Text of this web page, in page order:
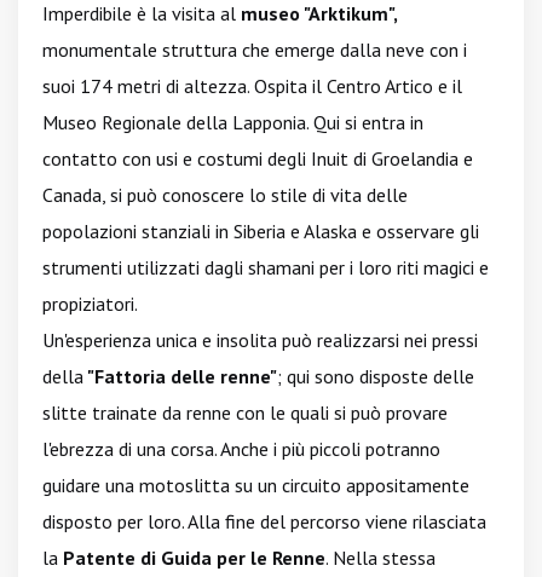
Imperdibile è la visita al museo "Arktikum",
monumentale struttura che emerge dalla neve con i
suoi 174 metri di altezza. Ospita il Centro Artico e il
Museo Regionale della Lapponia. Qui si entra in
contatto con usi e costumi degli Inuit di Groelandia e
Canada, si può conoscere lo stile di vita delle
popolazioni stanziali in Siberia e Alaska e osservare gli
strumenti utilizzati dagli shamani per i loro riti magici e
propiziatori.
Un'esperienza unica e insolita può realizzarsi nei pressi
della "Fattoria delle renne"; qui sono disposte delle
slitte trainate da renne con le quali si può provare
l'ebrezza di una corsa. Anche i più piccoli potranno
guidare una motoslitta su un circuito appositamente
disposto per loro. Alla fine del percorso viene rilasciata
la Patente di Guida per le Renne. Nella stessa